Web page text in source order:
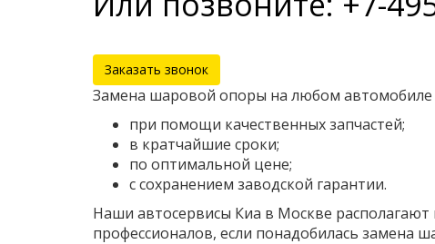
Заказать звонок
Замена шаровой опоры на любом автомобиле
при помощи качественных запчастей;
в кратчайшие сроки;
по оптимальной цене;
с сохранением заводской гарантии.
Наши автосервисы Киа в Москве
профессионалов, если понадобилась замена